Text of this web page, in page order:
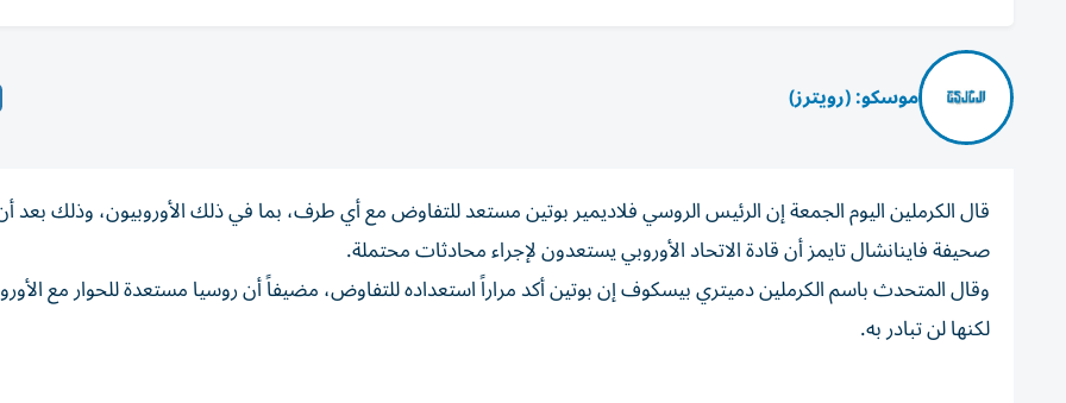
موسكو: (رويترز)
قال الكرملين اليوم ​الجمعة إن ⁠الرئيس الروسي ‌فلاديمير بوتين ‌مستعد للتفاوض مع ‌أي طرف، بما ⁠في ذلك الأوروبيون، وذلك بعد
صحيفة فاينانشال تايمز ​أن قادة الاتحاد الأوروبي ‌يستعدون لإجراء محادثات محتملة.
وقال ⁠المتحدث باسم الكرملين دميتري بيسكوف ​إن ‌بوتين ‌أكد مراراً استعداده للتفاوض، مضيفاً أن ‌روسيا مستعدة ‌للحوار ⁠مع
لكنها ‌لن تبادر به.